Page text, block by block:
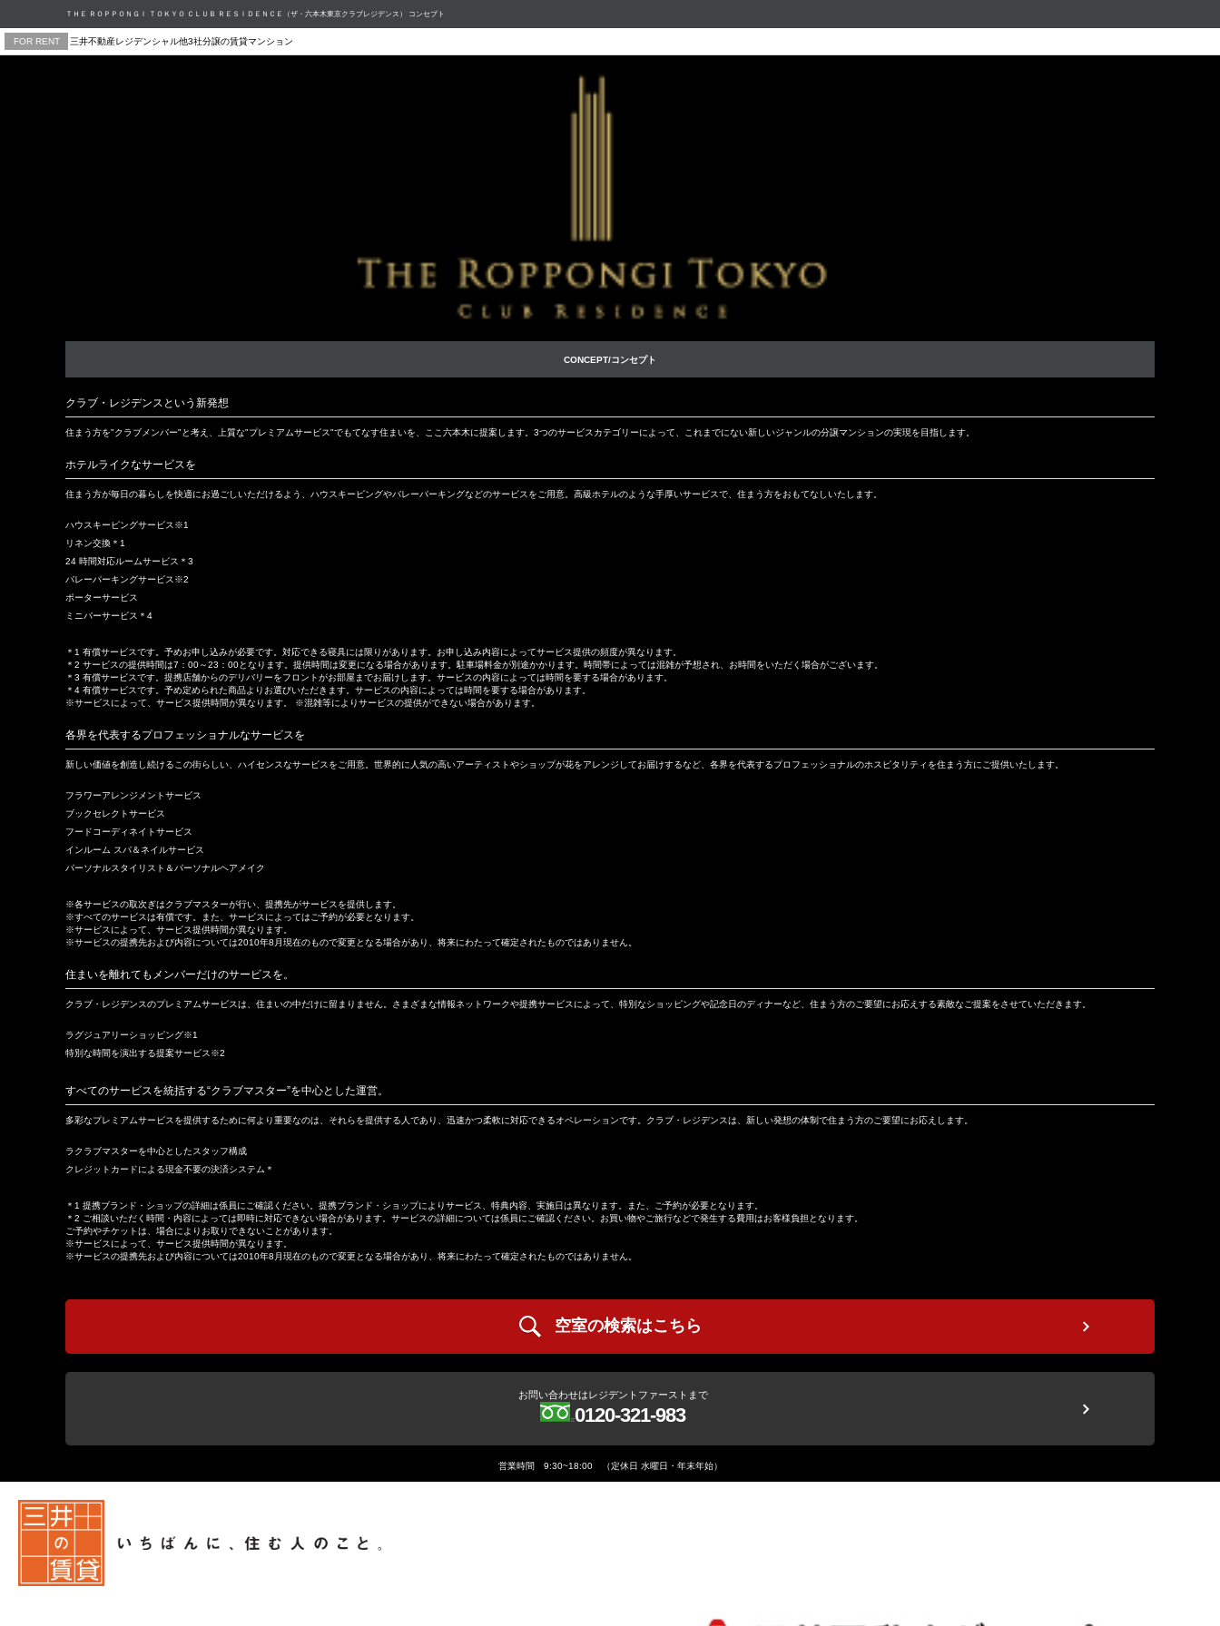
ＴＨＥ ＲＯＰＰＯＮＧＩ ＴＯＫＹＯ ＣＬＵＢ ＲＥＳＩＤＥＮＣＥ（ザ・六本木東京クラブレジデンス） コンセプト
FOR RENT 三井不動産レジデンシャル他3社分譲の賃貸マンション
CONCEPT/コンセプト
クラブ・レジデンスという新発想
住まう方を"クラブメンバー"と考え、上質な"プレミアムサービス"でもてなす住まいを、ここ六本木に提案します。3つのサービスカテゴリーによって、これまでにない新しいジャンルの分譲マンションの実現を目指します。
ホテルライクなサービスを
住まう方が毎日の暮らしを快適にお過ごしいただけるよう、ハウスキーピングやバレーパーキングなどのサービスをご用意。高級ホテルのような手厚いサービスで、住まう方をおもてなしいたします。
ハウスキーピングサービス※1
リネン交換＊1
24 時間対応ルームサービス＊3
バレーパーキングサービス※2
ポーターサービス
ミニバーサービス＊4
＊1 有償サービスです。予めお申し込みが必要です。対応できる寝具には限りがあります。お申し込み内容によってサービス提供の頻度が異なります。
＊2 サービスの提供時間は7：00～23：00となります。提供時間は変更になる場合があります。駐車場料金が別途かかります。時間帯によっては混雑が予想され、お時間をいただく場合がございます。
＊3 有償サービスです。提携店舗からのデリバリーをフロントがお部屋までお届けします。サービスの内容によっては時間を要する場合があります。
＊4 有償サービスです。予め定められた商品よりお選びいただきます。サービスの内容によっては時間を要する場合があります。
※サービスによって、サービス提供時間が異なります。 ※混雑等によりサービスの提供ができない場合があります。
各界を代表するプロフェッショナルなサービスを
新しい価値を創造し続けるこの街らしい、ハイセンスなサービスをご用意。世界的に人気の高いアーティストやショップが花をアレンジしてお届けするなど、各界を代表するプロフェッショナルのホスピタリティを住まう方にご提供いたします。
フラワーアレンジメントサービス
ブックセレクトサービス
フードコーディネイトサービス
インルーム スパ＆ネイルサービス
パーソナルスタイリスト＆パーソナルヘアメイク
※各サービスの取次ぎはクラブマスターが行い、提携先がサービスを提供します。
※すべてのサービスは有償です。また、サービスによってはご予約が必要となります。
※サービスによって、サービス提供時間が異なります。
※サービスの提携先および内容については2010年8月現在のもので変更となる場合があり、将来にわたって確定されたものではありません。
住まいを離れてもメンバーだけのサービスを。
クラブ・レジデンスのプレミアムサービスは、住まいの中だけに留まりません。さまざまな情報ネットワークや提携サービスによって、特別なショッピングや記念日のディナーなど、住まう方のご要望にお応えする素敵なご提案をさせていただきます。
ラグジュアリーショッピング※1
特別な時間を演出する提案サービス※2
すべてのサービスを統括する“クラブマスター”を中心とした運営。
多彩なプレミアムサービスを提供するために何より重要なのは、それらを提供する人であり、迅速かつ柔軟に対応できるオペレーションです。クラブ・レジデンスは、新しい発想の体制で住まう方のご要望にお応えします。
ラクラブマスターを中心としたスタッフ構成
クレジットカードによる現金不要の決済システム＊
＊1 提携ブランド・ショップの詳細は係員にご確認ください。提携ブランド・ショップによりサービス、特典内容、実施日は異なります。また、ご予約が必要となります。
＊2 ご相談いただく時間・内容によっては即時に対応できない場合があります。サービスの詳細については係員にご確認ください。お買い物やご旅行などで発生する費用はお客様負担となります。
ご予約やチケットは、場合によりお取りできないことがあります。
※サービスによって、サービス提供時間が異なります。
※サービスの提携先および内容については2010年8月現在のもので変更となる場合があり、将来にわたって確定されたものではありません。
空室の検索はこちら
お問い合わせはレジデントファーストまで
0120-321-983
営業時間 9:30~18:00 （定休日 水曜日・年末年始）